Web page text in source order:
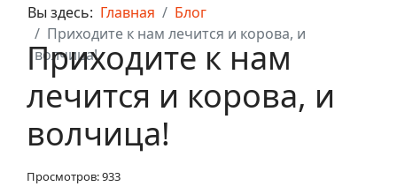
Вы здесь: Главная
Блог
Приходите к нам лечится и корова, и
волчица!
Приходите к нам
лечится и корова, и
волчица!
Просмотров: 933